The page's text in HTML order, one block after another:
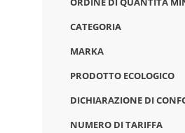
CATEGORIA
MARKA
PRODOTTO ECOLOGICO
DICHIARAZIONE DI
NUMERO DI TARIFFA